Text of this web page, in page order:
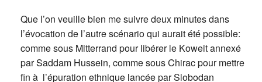
Que l’on veuille bien me suivre deux minutes dans
l’évocation de l’autre scénario qui aurait été possible:
comme sous Mitterrand pour libérer le Koweit annexé
par Saddam Hussein, comme sous Chirac pour mettre
fin à l’épuration ethnique lancée par Slobodan